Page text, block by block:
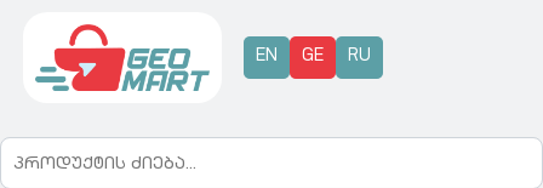
EN GE RU